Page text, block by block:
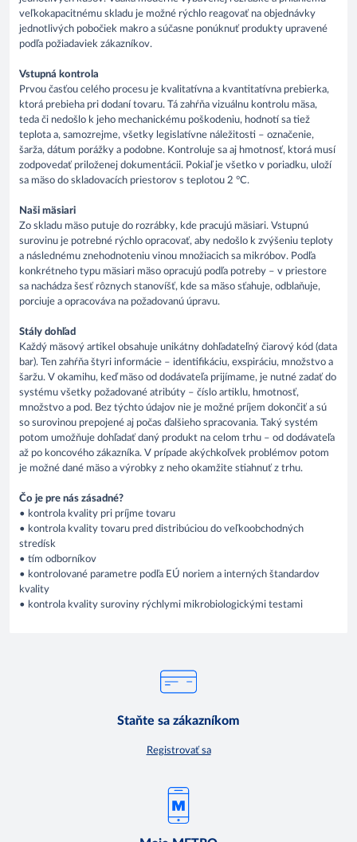
veľkokapacitnému skladu je možné rýchlo reagovať na objednávky
jednotlivých pobočiek makro a súčasne ponúknuť produkty upravené
podľa požiadaviek zákazníkov.
Vstupná kontrola
Prvou časťou celého procesu je kvalitatívna a kvantitatívna prebierka,
ktorá prebieha pri dodaní tovaru. Tá zahŕňa vizuálnu kontrolu mäsa,
teda či nedošlo k jeho mechanickému poškodeniu, hodnotí sa tiež
teplota a, samozrejme, všetky legislatívne náležitosti – označenie,
šarža, dátum porážky a podobne. Kontroluje sa aj hmotnosť, ktorá musí
zodpovedať priloženej dokumentácii. Pokiaľ je všetko v poriadku, uloží
sa mäso do skladovacích priestorov s teplotou 2 °C.
Naši mäsiari
Zo skladu mäso putuje do rozrábky, kde pracujú mäsiari. Vstupnú
surovinu je potrebné rýchlo opracovať, aby nedošlo k zvýšeniu teploty
a následnému znehodnoteniu vinou množiacich sa mikróbov. Podľa
konkrétneho typu mäsiari mäso opracujú podľa potreby – v priestore
sa nachádza šesť rôznych stanovíšť, kde sa mäso sťahuje, odblaňuje,
porciuje a opracováva na požadovanú úpravu.
Stály dohľad
Každý mäsový artikel obsahuje unikátny dohľadateľný čiarový kód (data
bar). Ten zahŕňa štyri informácie – identifikáciu, exspiráciu, množstvo a
šaržu. V okamihu, keď mäso od dodávateľa prijímame, je nutné zadať do
systému všetky požadované atribúty – číslo artiklu, hmotnosť,
množstvo a pod. Bez týchto údajov nie je možné príjem dokončiť a sú
so surovinou prepojené aj počas ďalšieho spracovania. Taký systém
potom umožňuje dohľadať daný produkt na celom trhu – od dodávateľa
až po koncového zákazníka. V prípade akýchkoľvek problémov potom
je možné dané mäso a výrobky z neho okamžite stiahnuť z trhu.
Čo je pre nás zásadné?
• kontrola kvality pri príjme tovaru
• kontrola kvality tovaru pred distribúciou do veľkoobchodných
stredísk
• tím odborníkov
• kontrolované parametre podľa EÚ noriem a interných štandardov
kvality
• kontrola kvality suroviny rýchlymi mikrobiologickými testami
Staňte sa zákazníkom
Registrovať sa